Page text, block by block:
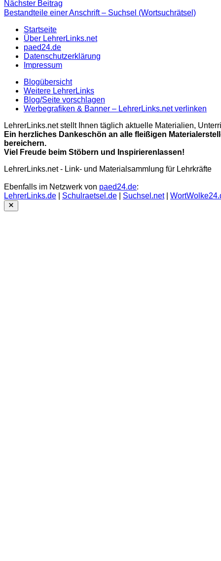
Nächster Beitrag
Beitrag
Bestandteile einer Anschrift – Suchsel (Wortsuchrätsel)
Startseite
Über LehrerLinks.net
paed24.de
Datenschutzerklärung
Impressum
Blogübersicht
Weitere LehrerLinks
Blog/Seite vorschlagen
Werbegrafiken & Banner – LehrerLinks.net verlinken
LehrerLinks.net stellt Ihnen täglich aktuelle Materialien,
Ein herzliches Dankeschön an alle fleißigen
bereichern.
Viel Freude beim Stöbern und Inspirierenlassen!
LehrerLinks.net - Link- und Materialsammlung für Lehrkräfte
Ebenfalls im Netzwerk von paed24.de:
LehrerLinks.de
Schulraetsel.de Suchsel.net|
Close